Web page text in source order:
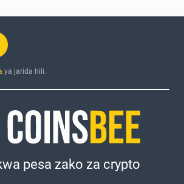
ya jarida hili.
pesa zako za crypto